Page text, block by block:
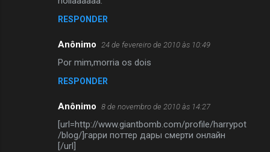
RESPONDER
Anônimo 24 de fevereiro de 2010 às 10:49
Por mim,morria os dois
RESPONDER
Anônimo 8 de novembro de 2010 às 14:27
[url=http://www.giantbomb.com/profile/harrypot
/blog/]гарри поттер дары смерти онлайн
[/url]